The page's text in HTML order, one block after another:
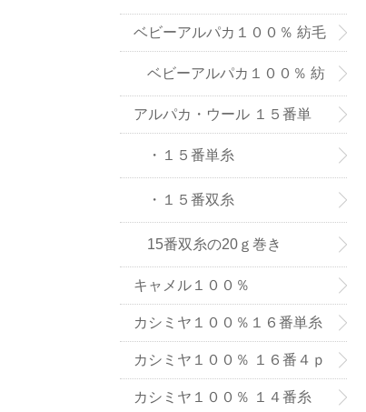
ベビーアルパカ１００％ 紡毛
ベビーアルパカ１００％ 紡
毛糸-２０ｇ巻き
アルパカ・ウール １５番単
糸、双糸
・１５番単糸
・１５番双糸
15番双糸の20ｇ巻き
キャメル１００％
カシミヤ１００％１６番単糸
（手織り用） ６色
カシミヤ１００％ １６番４ｐ
ｌｙ手編み用（中細タイプ）
カシミヤ１００％ １４番糸